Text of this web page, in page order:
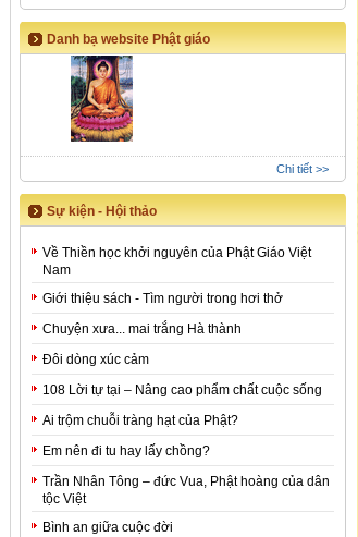
Danh bạ website Phật giáo
Chi tiết >>
Sự kiện - Hội thảo
Về Thiền học khởi nguyên của Phật Giáo Việt
Nam
Giới thiệu sách - Tìm người trong hơi thở
Chuyện xưa... mai trắng Hà thành
Đôi dòng xúc cảm
108 Lời tự tại – Nâng cao phẩm chất cuộc sống
Ai trộm chuỗi tràng hạt của Phật?
Em nên đi tu hay lấy chồng?
Trần Nhân Tông – đức Vua, Phật hoàng của dân
tộc Việt
Bình an giữa cuộc đời